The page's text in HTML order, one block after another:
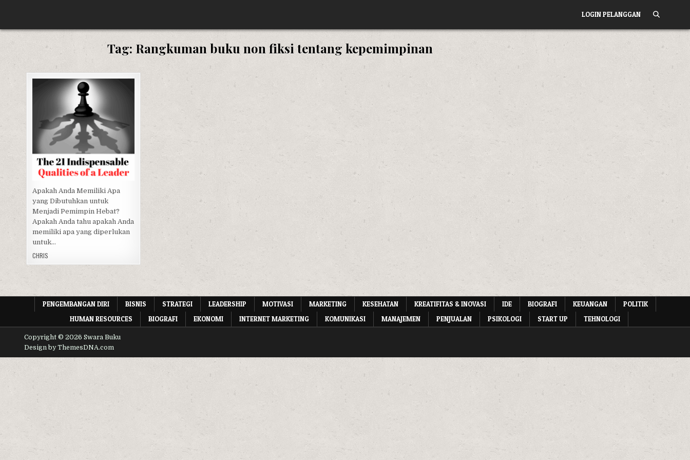
LOGIN PELANGGAN
Tag:Rangkuman buku non fiksi tentang kepemimpinan
Posted
in
Apakah Anda Memiliki Apa
yang Dibutuhkan untuk
Menjadi Pemimpin Hebat?
Apakah Anda tahu apakah Anda
memiliki apa yang diperlukan
untuk…
CHRIS
PENGEMBANGAN DIRI BISNIS STRATEGI LEADERSHIP MOTIVASI MARKETING KESEHATAN KREATIFITAS & INOVASI IDE BIOGRAFI KEUANGAN
POLITIK
HUMAN RESOURCES
BIOGRAFI EKONOMI INTERNET MARKETING KOMUNIKASI MANAJEMEN PENJUALAN PSIKOLOGI START UP TEHNOLOGI
Copyright © 2026 Swara Buku
Design by ThemesDNA.com